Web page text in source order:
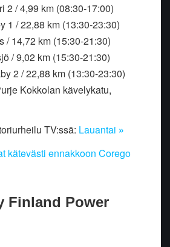
2 / 4,99 km (08:30-17:00)
1 / 22,88 km (13:30-23:30)
/ 14,72 km (15:30-21:30)
/ 9,02 km (15:30-21:30)
2 / 22,88 km (13:30-23:30)
Kokkolan kävelykatu,
TV:ssä: Lauantai »
kätevästi ennakkoon Corego
Finland Power